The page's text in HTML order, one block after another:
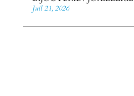
Juil 21, 2026